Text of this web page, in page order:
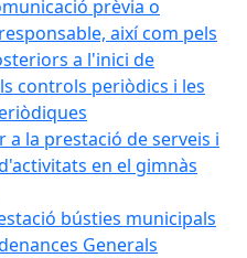
prèvia o
així com pels
a l'inici de
controls periòdics i les
a la prestació de serveis i
en el gimnàs
bústies municipals
Generals